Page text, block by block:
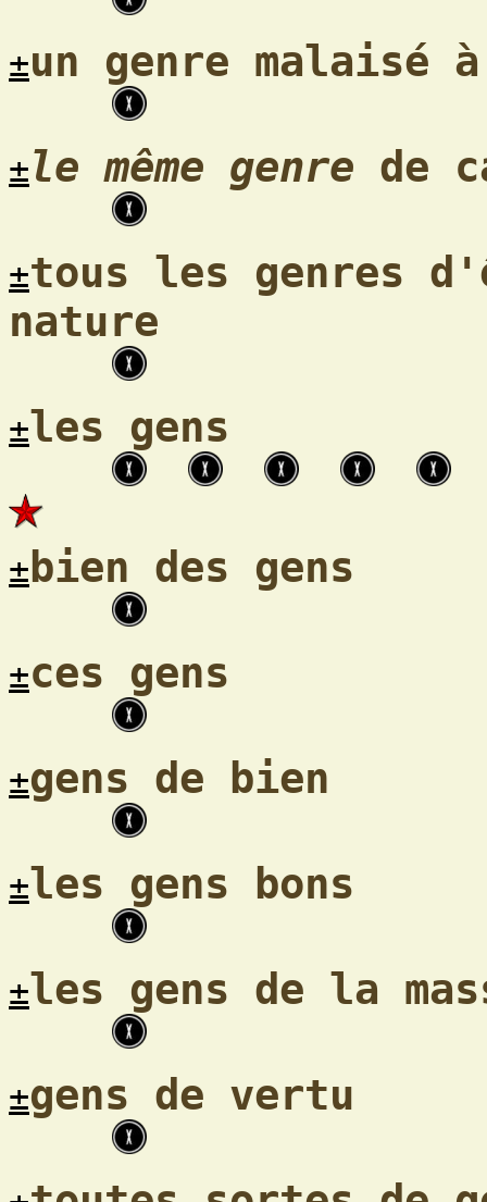
±un genre malaisé à
±le même genre de
±tous les genres
nature
±les gens
± bien des gens
±ces gens
±gens de bien
±les gens bons
±les gens de la
±gens de vertu